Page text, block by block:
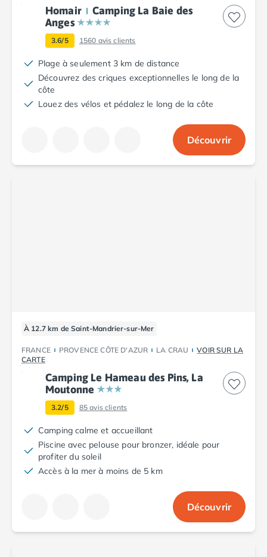
Camping Languedoc-Roussillon
Camping Aude
Camping Gruissan
Camping Sigean
Camping Gard
Camping Aigues-Mortes
Camping Collioure
Camping Le Barcarès
Camping Perpignan
Camping Saint-Cyprien
Camping Limousin
Camping Corrèze
Camping Lorraine
Camping Vosges
Camping Midi-Pyrénées
Camping Aveyron
Camping Millau
Camping Lot
Homair
Camping La Baie des
Anges
3.6/5 1560 avis clients
Plage à seulement 3 km de distance
Découvrez des criques exceptionnelles le long de la
côte
Louez des vélos et pédalez le long de la côte
Découvrir
À 12.7 km de Saint-Mandrier-sur-Mer
FRANCE PROVENCE CÔTE D'AZUR LA CRAU
VOIR SUR LA
CARTE
Camping Le Hameau des Pins, La
Moutonne
3.2/5 85avis clients
Camping calme et accueillant
Piscine avec pelouse pour bronzer, idéale pour
profiter du soleil
Accès à la mer à moins de 5 km
Découvrir